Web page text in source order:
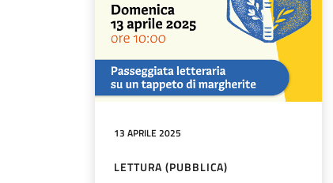
13 APRILE 2025
LETTURA (PUBBLICA)